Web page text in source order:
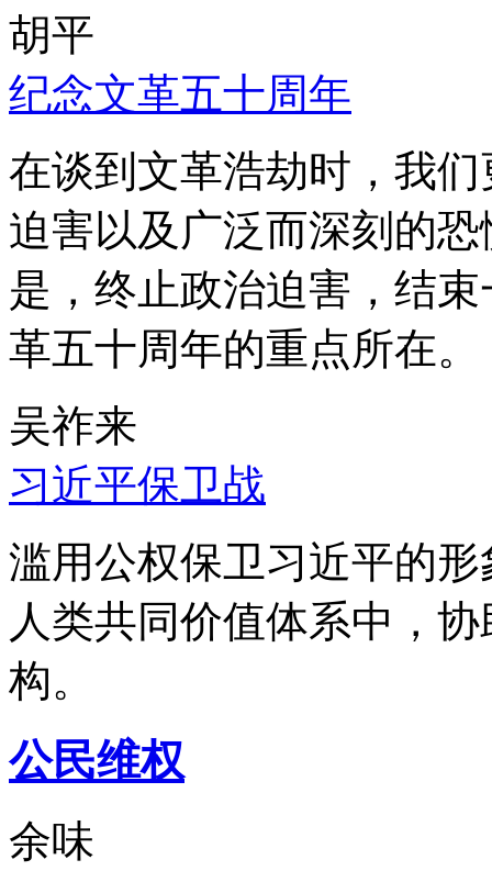
胡平
纪念文革五十周年
在谈到文革浩劫时，我
迫害以及广泛而深刻的
是，终止政治迫害，结
革五十周年的重点所在。
吴祚来
习近平保卫战
滥用公权保卫习近平的
人类共同价值体系中，
构。
公民维权
余味